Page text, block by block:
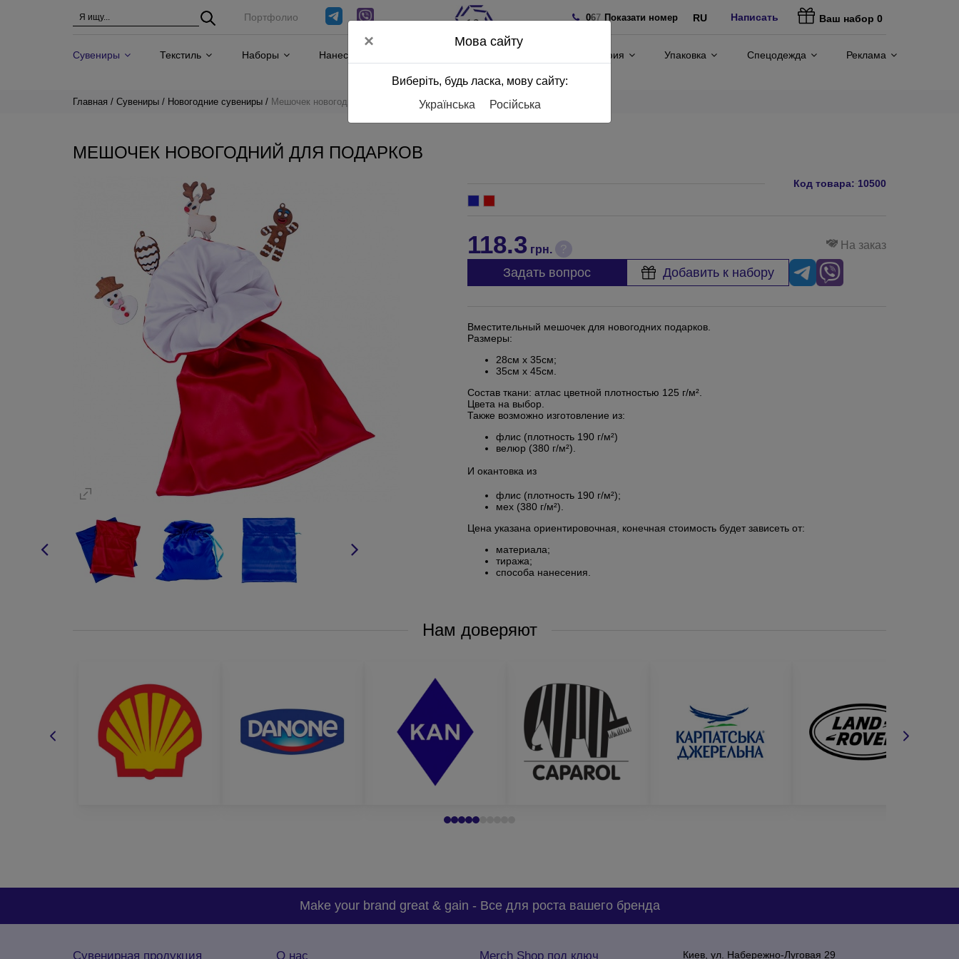
Портфолио 067 Показати номер RU Написать Ваш набор 0
Сувениры Текстиль Наборы Нанесение Полиграфия Упаковка Спецодежда Реклама
Главная Сувениры Новогодние сувениры Мешочек новогодний для подарков
× Мова сайту
Виберіть, будь ласка, мову сайту:
Українська
Російська
МЕШОЧЕК НОВОГОДНИЙ ДЛЯ ПОДАРКОВ
Код товара: 10500
118.3 грн. ? На заказ
Задать вопрос Добавить к набору
Вместительный мешочек для новогодних подарков.
Размеры:
28см х 35см;
35см х 45см.
Состав ткани: атлас цветной плотностью 125 г/м².
Цвета на выбор.
Также возможно изготовление из:
флис (плотность 190 г/м²)
велюр (380 г/м²).
И окантовка из
флис (плотность 190 г/м²);
мех (380 г/м²).
Цена указана ориентировочная, конечная стоимость будет зависеть от:
материала;
тиража;
способа нанесения.
Нам доверяют
Make your brand great & gain - Все для роста вашего бренда
Сувенирная продукция О нас Merch Shop под ключ Киев, ул. Набережно-Луговая 29